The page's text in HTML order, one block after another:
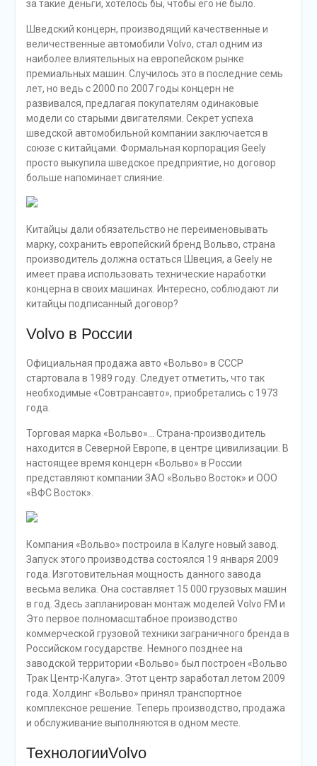
за такие деньги, хотелось бы, чтобы его не было.
Шведский концерн, производящий качественные и
величественные автомобили Volvo, стал одним из
наиболее влиятельных на европейском рынке
премиальных машин. Случилось это в последние семь
лет, но ведь с 2000 по 2007 годы концерн не
развивался, предлагая покупателям одинаковые
модели со старыми двигателями. Секрет успеха
шведской автомобильной компании заключается в
союзе с китайцами. Формальная корпорация Geely
просто выкупила шведское предприятие, но договор
больше напоминает слияние.
Китайцы дали обязательство не переименовывать
марку, сохранить европейский бренд Вольво, страна
производитель должна остаться Швеция, а Geely не
имеет права использовать технические наработки
концерна в своих машинах. Интересно, соблюдают ли
китайцы подписанный договор?
Volvo в России
Официальная продажа авто «Вольво» в СССР
стартовала в 1989 году. Следует отметить, что так
необходимые «Совтрансавто», приобретались с 1973
года.
Торговая марка «Вольво»… Страна-производитель
находится в Северной Европе, в центре цивилизации. В
настоящее время концерн «Вольво» в России
представляют компании ЗАО «Вольво Восток» и ООО
«ВФС Восток».
Компания «Вольво» построила в Калуге новый завод.
Запуск этого производства состоялся 19 января 2009
года. Изготовительная мощность данного завода
весьма велика. Она составляет 15 000 грузовых машин
в год. Здесь запланирован монтаж моделей Volvo FM и
Это первое полномасштабное производство
коммерческой грузовой техники заграничного бренда в
Российском государстве. Немного позднее на
заводской территории «Вольво» был построен «Вольво
Трак Центр-Калуга». Этот центр заработал летом 2009
года. Холдинг «Вольво» принял транспортное
комплексное решение. Теперь производство, продажа
и обслуживание выполняются в одном месте.
ТехнологииVolvo